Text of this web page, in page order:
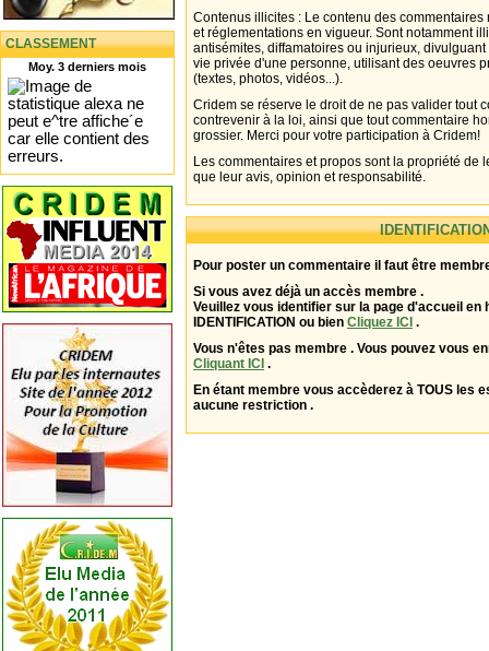
CLASSEMENT
Moy. 3 derniers mois
Contenus illicites : Le contenu des
et réglementations en vigueur. Sont notamment
antisémites, diffamatoires ou injurieux,
vie privée d'une personne, utilisant des oeuvres
(textes, photos, vidéos...).
Cridem se réserve le droit de ne pas valider tout
contrevenir à la loi, ainsi que tout commentaire
grossier. Merci pour votre participation à Cridem!
Les commentaires et propos sont la propriété de
que leur avis, opinion et responsabilité.
Pour poster un commentaire il faut être
Si vous avez déjà un accès membre .
Veuillez vous identifier sur la page d'accueil en
IDENTIFICATION ou bien Cliquez ICI .
Vous n'êtes pas membre . Vous pouvez vous
Cliquant ICI .
En étant membre vous accèderez à TOUS les
aucune restriction .